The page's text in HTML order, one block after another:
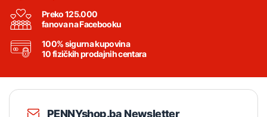
Preko 125.000
fanova na Facebooku
100% sigurna kupovina
10 fizičkih prodajnih centara
PENNYshop.ba Newsletter